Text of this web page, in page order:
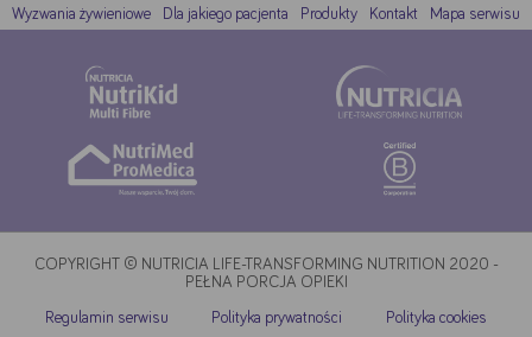
Wyzwania żywieniowe Dla jakiego pacjenta Produkty Kontakt Mapa serwisu
COPYRIGHT © NUTRICIA LIFE-TRANSFORMING NUTRITION 2020 -
PEŁNA PORCJA OPIEKI
Regulamin serwisu Polityka prywatności Polityka cookies
Akceptuję
wszystkie
Zapisuję moje
wybory
Odrzucam wszystkie
dobrowolne